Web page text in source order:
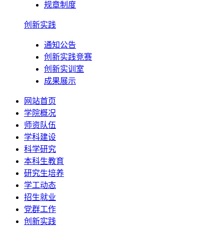
规章制度
创新实践
通知公告
创新实践竞赛
创新实训室
成果展示
网站首页
学院概况
师资队伍
学科建设
科学研究
本科生教育
研究生培养
学工动态
招生就业
党群工作
创新实践